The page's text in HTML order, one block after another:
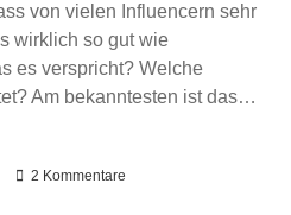
von vielen Influencern sehr
wirklich so gut wie
es verspricht? Welche
Am bekanntesten ist das…
2 Kommentare